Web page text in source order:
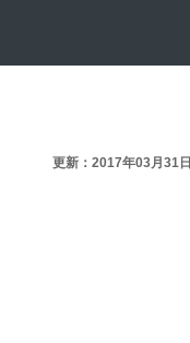
更新：2017年03月31日